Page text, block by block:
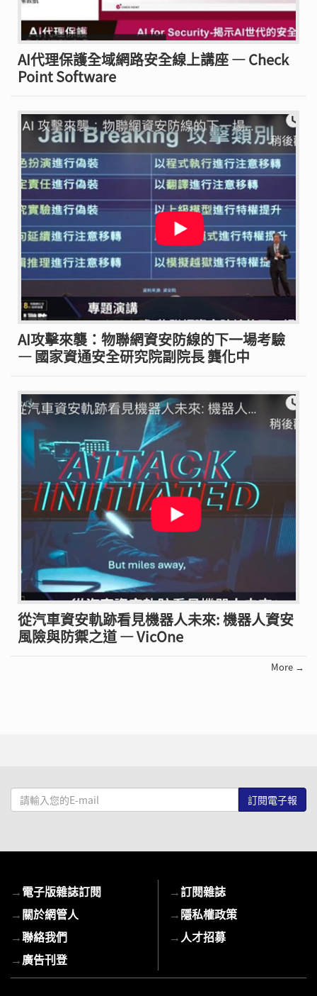
AI代理保護全域網路安全線上講座 — Check
Point Software
AI攻擊來襲：物聯網資安防線的下一場考驗
— 國家資通安全研究院副院長 龔化中
從汽車資安軌跡看見機器人未來: 機器人資安
風險與防禦之道 — VicOne
More →
請
輸
mail
→電子版雜誌訂閱
→關於網管人
→聯絡我們
→廣告刊登
→訂閱雜誌
→隱私權政策
→人才招募